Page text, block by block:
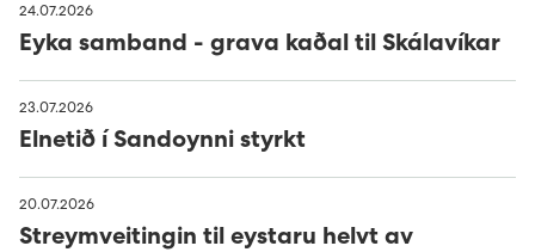
24.07.2026
Eyka samband - grava kaðal til Skálavíkar
23.07.2026
Elnetið í Sandoynni styrkt
20.07.2026
Streymveitingin til eystaru helvt av